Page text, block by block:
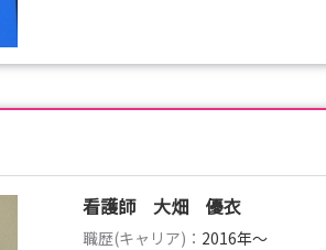
看護師 大畑 優衣
職歴(キャリア)： 2016年〜